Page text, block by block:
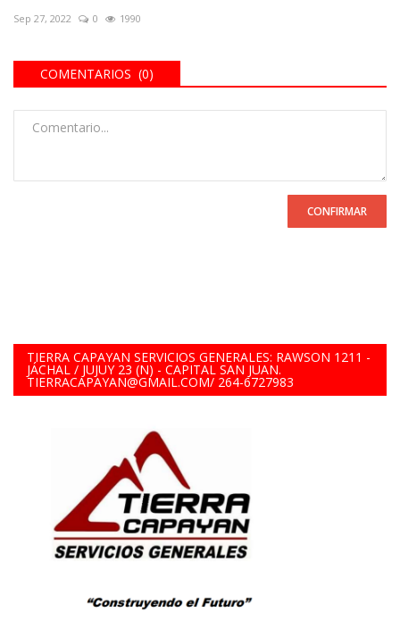
Sep 27, 2022 0 1990
COMENTARIOS (0)
CONFIRMAR
TIERRA CAPAYAN SERVICIOS GENERALES: RAWSON 1211 -
JÁCHAL / JUJUY 23 (N) - CAPITAL SAN JUAN.
TIERRACAPAYAN@GMAIL.COM/ 264-6727983